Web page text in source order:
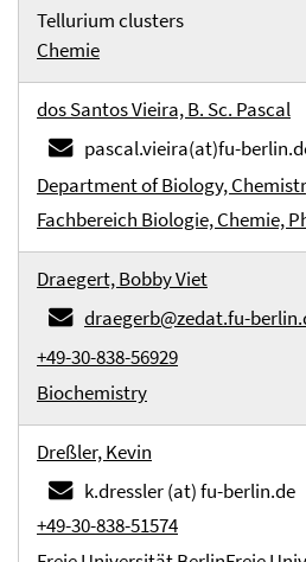
Tellurium clusters
Chemie
dos Santos Vieira, B. Sc. Pascal
pascal.vieira(at)fu-
Department of Biology,
Fachbereich Biologie, Chemie,
Draegert, Bobby Viet
draegerb@zedat.fu-
+49-30-838-56929
Biochemistry
Dreßler, Kevin
k.dressler (at) fu-berlin.de
+49-30-838-51574